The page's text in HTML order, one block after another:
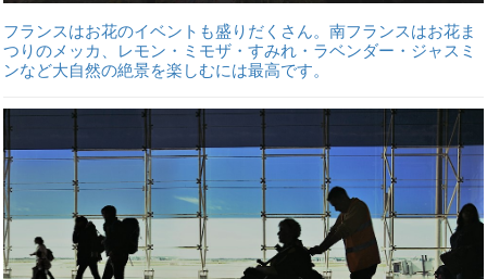
フランスはお花のイベントも盛りだくさん。南フランスはお花ま
つりのメッカ、レモン・ミモザ・すみれ・ラベンダー・ジャスミ
ンなど大自然の絶景を楽しむには最高です。